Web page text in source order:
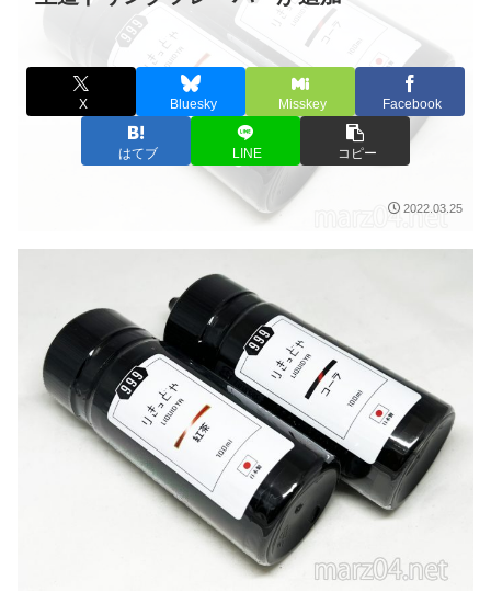
X Bluesky Misskey Facebook
はてブ LINE コピー
2022.03.25